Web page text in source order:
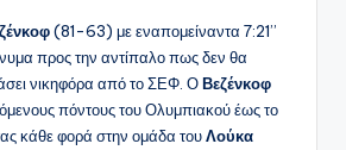
(81-63) με εναπομείναντα 7:21’’
προς την αντίπαλο πως δεν θα
νικηφόρα από το ΣΕΦ. ΟΒεζένκοφ
πόντους του Ολυμπιακού έως το
κάθε φορά στην ομάδα τουΛούκα